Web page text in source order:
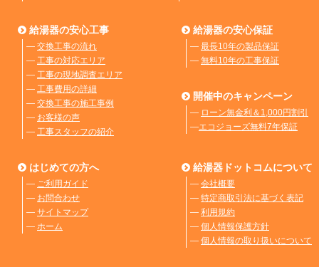
給湯器の安心工事
― 交換工事の流れ
― 工事の対応エリア
― 工事の現地調査エリア
― 工事費用の詳細
― 交換工事の施工事例
― お客様の声
― 工事スタッフの紹介
給湯器の安心保証
― 最長10年の製品保証
― 無料10年の工事保証
開催中のキャンペーン
― ローン無金利＆1,000円割引
―エコジョーズ無料7年保証
はじめての方へ
― ご利用ガイド
― お問合わせ
― サイトマップ
― ホーム
給湯器ドットコムについて
― 会社概要
― 特定商取引法に基づく表記
― 利用規約
― 個人情報保護方針
― 個人情報の取り扱いについて